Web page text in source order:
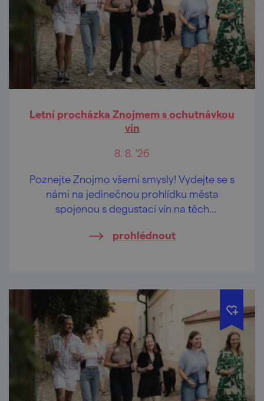
Letní procházka Znojmem s ochutnávkou
vín
8. 8. '26
Poznejte Znojmo všemi smysly! Vydejte se s
námi na jedinečnou prohlídku města
spojenou s degustací vín na těch
prohlédnout